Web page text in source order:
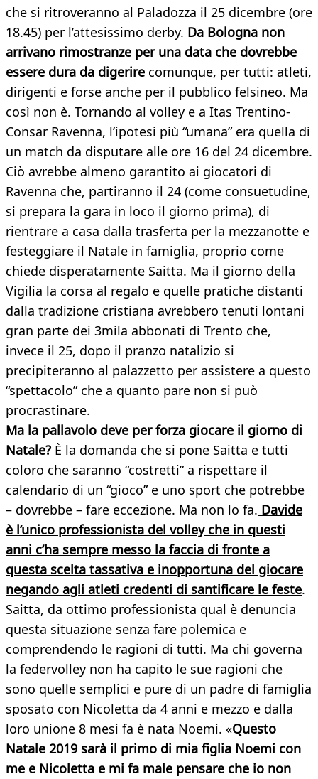
che si ritroveranno al Paladozza il 25 dicembre (ore
18.45) per l’attesissimo derby. Da Bologna non
arrivano rimostranze per una data che dovrebbe
essere dura da digerire comunque, per tutti: atleti,
dirigenti e forse anche per il pubblico felsineo. Ma
così non è. Tornando al volley e a Itas Trentino-
Consar Ravenna, l’ipotesi più “umana” era quella di
un match da disputare alle ore 16 del 24 dicembre.
Ciò avrebbe almeno garantito ai giocatori di
Ravenna che, partiranno il 24 (come consuetudine,
si prepara la gara in loco il giorno prima), di
rientrare a casa dalla trasferta per la mezzanotte e
festeggiare il Natale in famiglia, proprio come
chiede disperatamente Saitta. Ma il giorno della
Vigilia la corsa al regalo e quelle pratiche distanti
dalla tradizione cristiana avrebbero tenuti lontani
gran parte dei 3mila abbonati di Trento che,
invece il 25, dopo il pranzo natalizio si
precipiteranno al palazzetto per assistere a questo
“spettacolo” che a quanto pare non si può
procrastinare.
Ma la pallavolo deve per forza giocare il giorno di
Natale? È la domanda che si pone Saitta e tutti
coloro che saranno “costretti” a rispettare il
calendario di un “gioco” e uno sport che potrebbe
– dovrebbe – fare eccezione. Ma non lo fa. Davide
è l’unico professionista del volley che in questi
anni c’ha sempre messo la faccia di fronte a
questa scelta tassativa e inopportuna del giocare
negando agli atleti credenti di santificare le feste.
Saitta, da ottimo professionista qual è denuncia
questa situazione senza fare polemica e
comprendendo le ragioni di tutti. Ma chi governa
la federvolley non ha capito le sue ragioni che
sono quelle semplici e pure di un padre di famiglia
sposato con Nicoletta da 4 anni e mezzo e dalla
loro unione 8 mesi fa è nata Noemi. «Questo
Natale 2019 sarà il primo di mia figlia Noemi con
me e Nicoletta e mi fa male pensare che io non